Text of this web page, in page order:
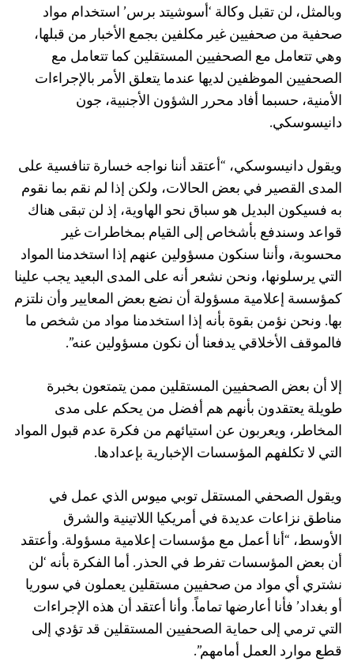
وبالمثل، لن تقبل وكالة ‘أسوشيتد برس’ استخدام مواد
صحفية من صحفيين غير مكلفين بجمع الأخبار من قبلها،
وهي تتعامل مع الصحفيين المستقلين كما تتعامل مع
الصحفيين الموظفين لديها عندما يتعلق الأمر بالإجراءات
الأمنية، حسبما أفاد محرر الشؤون الأجنبية، جون
دانيسوسكي.
ويقول دانيسوسكي، “أعتقد أننا نواجه خسارة تنافسية على
المدى القصير في بعض الحالات، ولكن إذا لم نقم بما نقوم
به فسيكون البديل هو سباق نحو الهاوية، إذ لن تبقى هناك
قواعد وسندفع بأشخاص إلى القيام بمخاطرات غير
محسوبة، وأننا سنكون مسؤولين عنهم إذا استخدمنا المواد
التي يرسلونها، ونحن نشعر أنه على المدى البعيد يجب علينا
كمؤسسة إعلامية مسؤولة أن نضع بعض المعايير وأن نلتزم
بها. ونحن نؤمن بقوة بأنه إذا استخدمنا مواد من شخص ما
فالموقف الأخلاقي يدفعنا أن نكون مسؤولين عنه”.
إلا أن بعض الصحفيين المستقلين ممن يتمتعون بخبرة
طويلة يعتقدون بأنهم هم أفضل من يحكم على مدى
المخاطر، ويعربون عن استيائهم من فكرة عدم قبول المواد
التي لا تكلفهم المؤسسات الإخبارية بإعدادها.
ويقول الصحفي المستقل توبي ميوس الذي عمل في
مناطق نزاعات عديدة في أمريكيا اللاتينية والشرق
الأوسط، “أنا أعمل مع مؤسسات إعلامية مسؤولة. وأعتقد
أن بعض المؤسسات تفرط في الحذر. أما الفكرة بأنه ‘لن
نشتري أي مواد من صحفيين مستقلين يعملون في سوريا
أو بغداد’ فأنا أعارضها تماماً. وأنا أعتقد أن هذه الإجراءات
التي ترمي إلى حماية الصحفيين المستقلين قد تؤدي إلى
قطع موارد العمل أمامهم”.